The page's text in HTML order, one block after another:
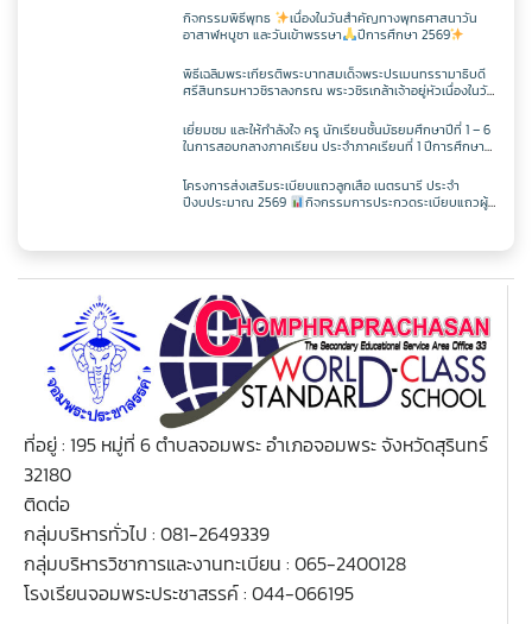
ตารางเรียน/สอน
เว็บไซต์กลุ่มสาระฯ
ตารางเรียน/สอน
เฟสบุคกลุ่มสาระฯ
เว็บไซต์กลุ่มสาระฯ
ตารางเรียน/สอน
เฟสบุคกลุ่มสาระฯ
เว็บไซต์กลุ่มสาระฯ
การงานอาชีพ
เฟสบุคกลุ่มสาระฯ
ตารางเรียน/สอน
พลศึกษา
เว็บไซต์กลุ่มสาระฯ
ตารางเรียน/สอน
เฟสบุคเทคโนโลยี
เว็บไซต์เทคโนโลยี
ตารางเรียน1/69
ตารางเรียน ม.1
ตารางเรียน ม.2
ตารางเรียน ม.3
ตารางเรียน ม.4
ตารางเรียน ม.5
วิชาออกแบบฯ
วิชาเพิ่มเติม
วิชาวิทยาการคำนวณ
วิชาออกแบบฯ
ครูเทพสุดา พรหมสวัสดิ์
วิชาวิทยาการคำนวณ
ครูประหยัด สายบุตร
วิชาเพิ่มเติม
วิชาออกแบบฯ
วิชาเพิ่มเติม
วิชาวิทยาการคำนวณ
วิชาออกแบบฯ
วิชาเพิ่มเติม
ครูมัตติกา สุวงศ์
วิชาวิทยาการคำนวณ
วิชาออกแบบฯ
วิชาเพิ่มเติม
ครูศุภวิชญ์ กมลเลิศ
วิชาวิทยาการคำนวณ
วิชาออกแบบฯ
วิชาเพิ่มเติม
มหิศรภูมิพลราชวรางกูร กิติสิริสมบูรณอดุลยเดช สยามินท
ราธิเบศรราชวโรดม บรมนาถบพิตร พระวชิรเกล้าเจ้าอยู่หัว
(ในหลวงรัชกาลที่ 10)
กิจกรรมพิธีพุทธ
เนื่องในวันสำคัญทางพุทธศาสนาวัน
อาสาฬหบูชา และวันเข้าพรรษา
ปีการศึกษา 2569
พิธีเฉลิมพระเกียรติพระบาทสมเด็จพระปรเมนทรรามาธิบดี
ศรีสินทรมหาวชิราลงกรณ พระวชิรเกล้าเจ้าอยู่หัวเนื่องในวัน
พระชนมพรรษา 27 กรกฎาคม พ.ศ.2569
เยี่ยมชม และให้กำลังใจ ครู นักเรียนชั้นมัธยมศึกษาปีที่ 1 – 6
ในการสอบกลางภาคเรียน ประจำภาคเรียนที่ 1 ปีการศึกษา
โครงการส่งเสริมระเบียบแถวลูกเสือ เนตรนารี ประจำ
ปีงบประมาณ 2569
กิจกรรมการประกวดระเบียบแถวผู้
ที่อยู่ : 195 หมู่ที่ 6 ตำบลจอมพระ อำเภอจอมพระ จังหวัดสุรินทร์
32180
ติดต่อ
กลุ่มบริหารทั่วไป : 081-2649339
กลุ่มบริหารวิชาการและงานทะเบียน : 065-2400128
โรงเรียนจอมพระประชาสรรค์ : 044-066195